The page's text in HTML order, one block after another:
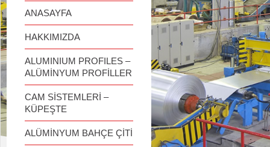
ANASAYFA
HAKKIMIZDA
ALUMINIUM PROFILES –
ALÜMİNYUM PROFİLLER
CAM SİSTEMLERİ –
KÜPEŞTE
ALÜMİNYUM BAHÇE ÇİTİ